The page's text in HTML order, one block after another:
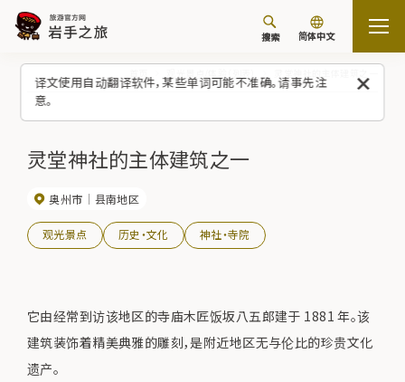
译文使用自动翻译软件，某些单词可能不准确。请事先注
意。
搜索 简体中文
灵堂神社的主体建筑之一
奥州市 县南地区
观光景点 历史・文化 神社・寺院
它由经常到访该地区的寺庙木匠饭坂八五郎建于 1881 年。该
建筑装饰着精美典雅的雕刻，是附近地区无与伦比的珍贵文化
遗产。